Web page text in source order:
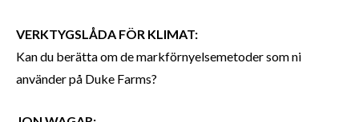
VERKTYGSLÅDA FÖR KLIMAT:
Kan du berätta om de markförnyelsemetoder som ni
använder på Duke Farms?